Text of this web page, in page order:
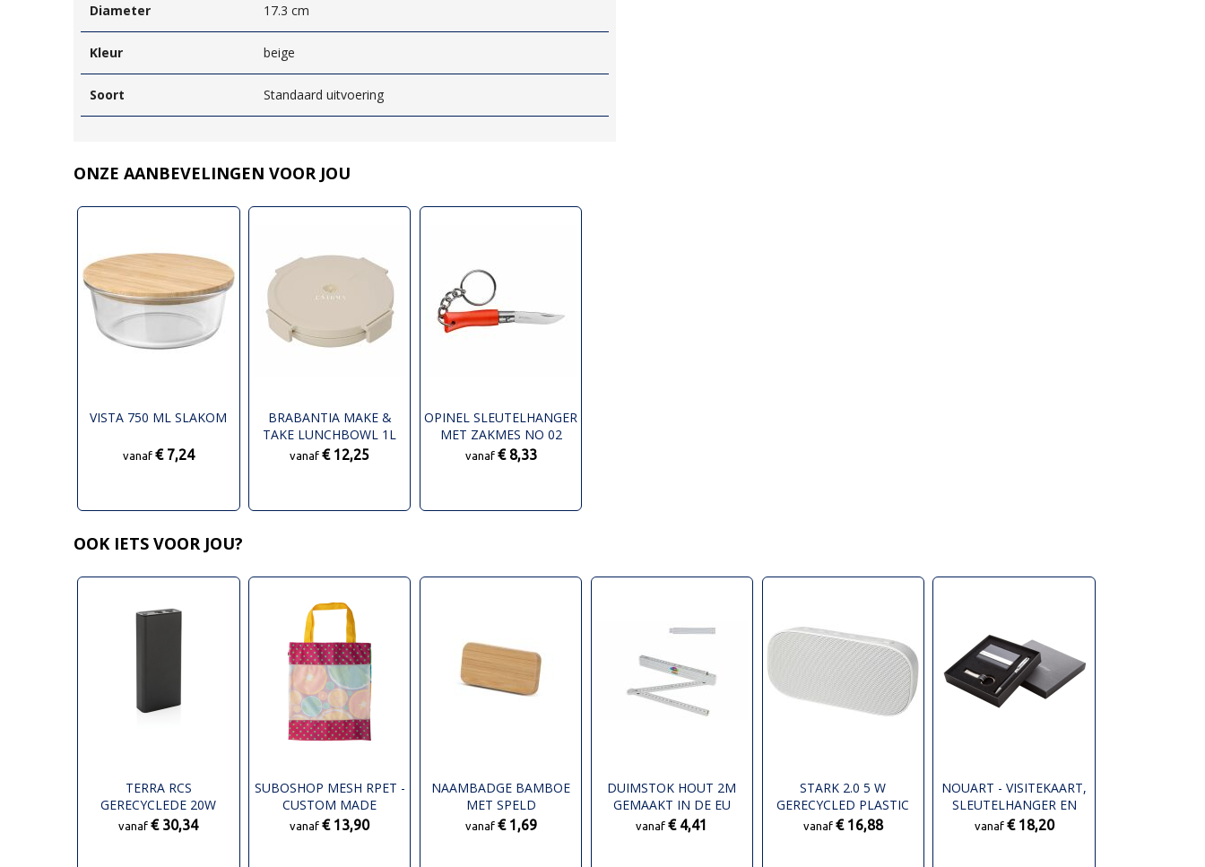
Diameter 17.3 cm
Kleur beige
Soort Standaard uitvoering
ONZE AANBEVELINGEN VOOR JOU
VISTA 750 ML SLAKOM
vanaf € 7,24
BRABANTIA MAKE &
TAKE LUNCHBOWL 1L
vanaf€ 12,25
OPINEL SLEUTELHANGER
MET ZAKMES NO 02
vanaf € 8,33
OOK IETS VOOR JOU?
TERRA RCS
GERECYCLEDE 20W
ALUMINIUM
vanaf€ 30,34
SUBOSHOP MESH RPET -
CUSTOM MADE
BOODSCHAPPENTAS
vanaf€ 13,90
NAAMBADGE BAMBOE
MET SPELD
vanaf € 1,69
DUIMSTOK HOUT 2M
GEMAAKT IN DE EU
vanaf€ 4,41
STARK 2.0 5 W
GERECYCLED PLASTIC
IPX5 BLUETOOTH®
vanaf € 16,88
NOUART - VISITEKAART,
SLEUTELHANGER EN
PENNENSET
vanaf € 18,20